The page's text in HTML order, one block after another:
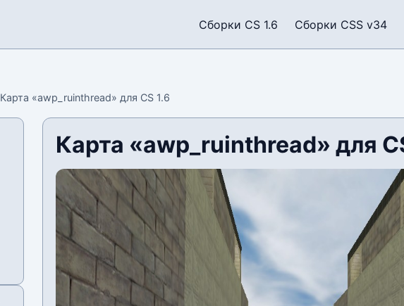
Сборки CS 1.6 Сборки CSS v34
Карта «awp_ruinthread» для CS 1.6
Карта «awp_ruinthread» для